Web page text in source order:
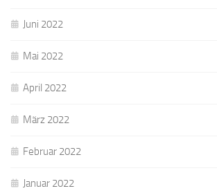
Juni 2022
Mai 2022
April 2022
März 2022
Februar 2022
Januar 2022